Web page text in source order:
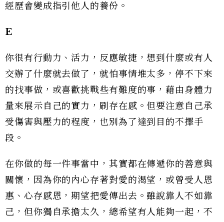
經歷會變成指引他人的養份。
E
你很有行動力、活力，反應敏捷，想到什麼或有人
交辦了什麼就去做了，就怕事情堆太多，停不下來
的找事做，或喜歡挑戰些有難度的事，藉由身體力
量來展示自己的實力，刷存在感。但要注意自己承
受傷害與壓力的程度，也別為了達到目的不擇手
段。
在你做的每一件事當中，其實都在傳遞你的善意與
關懷，因為你的內心存著對愛的渴望，或曾受人恩
惠、心存感恩，期望把愛傳出去。雖說靠人不如靠
己，但你獨自承擔太久，總希望有人能夠一起，不